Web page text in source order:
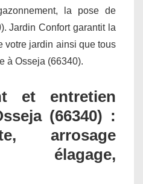
la pose de
Jardin Confort garantit la
votre jardin ainsi que tous
à Osseja (66340).
et entretien
(66340) :
arrosage
élagage,